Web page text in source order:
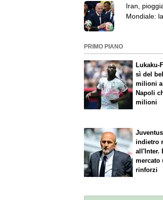
Iran,
Mondiale:
PRIMO PIANO
Lukaku-
sì del
milioni
Napoli
milioni
indietro
all'Inter.
mercato
rinforzi